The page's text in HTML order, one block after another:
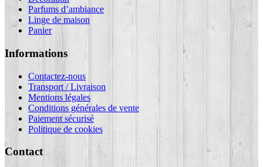
Parfums d’ambiance
Linge de maison
Panier
Informations
Contactez-nous
Transport / Livraison
Mentions légales
Conditions générales de vente
Paiement sécurisé
Politique de cookies
Contact